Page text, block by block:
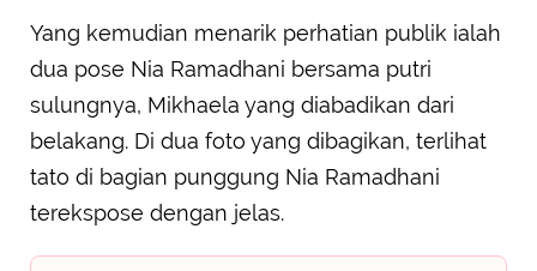
Yang kemudian menarik perhatian publik ialah
dua pose Nia Ramadhani bersama putri
sulungnya, Mikhaela yang diabadikan dari
belakang. Di dua foto yang dibagikan, terlihat
tato di bagian punggung Nia Ramadhani
terekspose dengan jelas.